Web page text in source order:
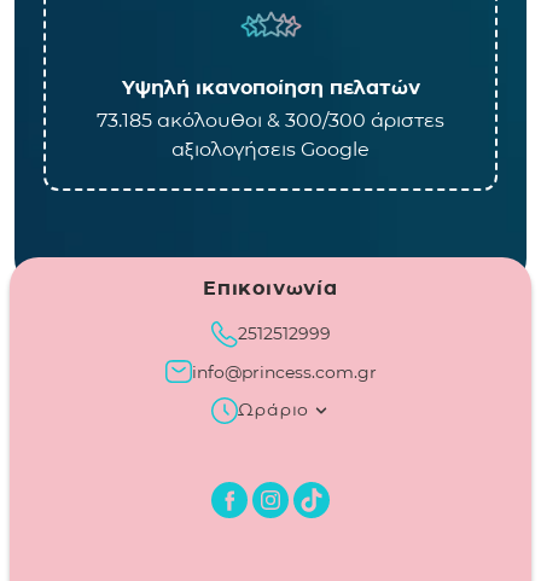
Υψηλή ικανοποίηση πελατών
73.185 ακόλουθοι & 300/300 άριστες
αξιολογήσεις Google
Επικοινωνία
2512512999
info@princess.com.gr
Ωράριο